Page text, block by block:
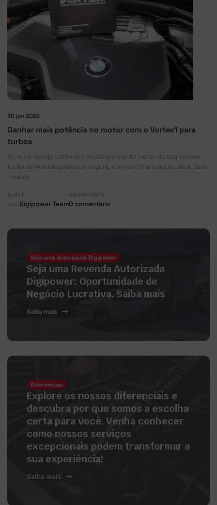
30 jan 2025
Ganhar mais potência no motor com o Vortex1 para
turbos
Se você deseja melhorar o desempenho do motor do seu veículo
turbo de maneira prática e segura, o Vortex1 é a solução ideal. Esse
módulo
autor
Digipower Team
comentário
0 comentário
Seja uma Autorizada Digipower
Seja uma Revenda Autorizada
Digipower: Oportunidade de
Negócio Lucrativa. Saiba mais
Saiba mais
Diferenciais
Explore os nossos diferenciais e
descubra por que somos a escolha
certa para você. Venha conhecer
como nossos serviços
excepcionais podem transformar a
sua experiência!
Saiba mais